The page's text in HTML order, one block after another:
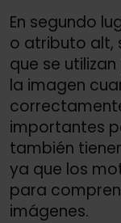
En segundo
o atributo alt,
que se
la imagen
importantes
también
ya que los
para
imágenes.